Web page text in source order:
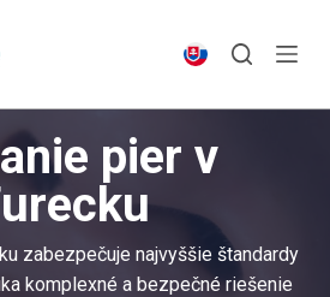
pier v
zabezpečuje najvyššie štandardy
komplexné a bezpečné riešenie